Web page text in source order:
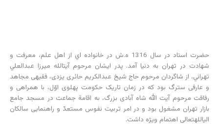
حضرت استاد در سال 1316 ه.ش در خانواده اي از اهل علم، معرفت و
شهادت در تهران به دنيا آمد. پدر ايشان مرحوم آيت‏الله ميرزا عبدالعلي
تهراني، از شاگردان مرحوم حاج شیخ عبدالکریم حائری یزدی، فقیهی مجاهد
و عارفی سترگ بود که در زمان تاریک حکومت پهلوی اوّل، با همراهی و
رفاقت مرحوم آیت الله شاه آبادی بزرگ، به اقامة جماعت در مسجد جامع
بازار تهران مشغول بود و در امر تربیت نفوس مستعدّ و راهنمایی سالکان
الی‏الله‏تعالی اهتمام ویژه داشت.